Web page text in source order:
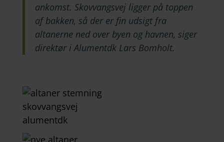
ankomst. Skovvangsvej ligger på toppen
af bakken, så der er fin udsigt fra
altanerne ned over byen og havnen, siger
direktør i Alumentdk Lars Bomholt.